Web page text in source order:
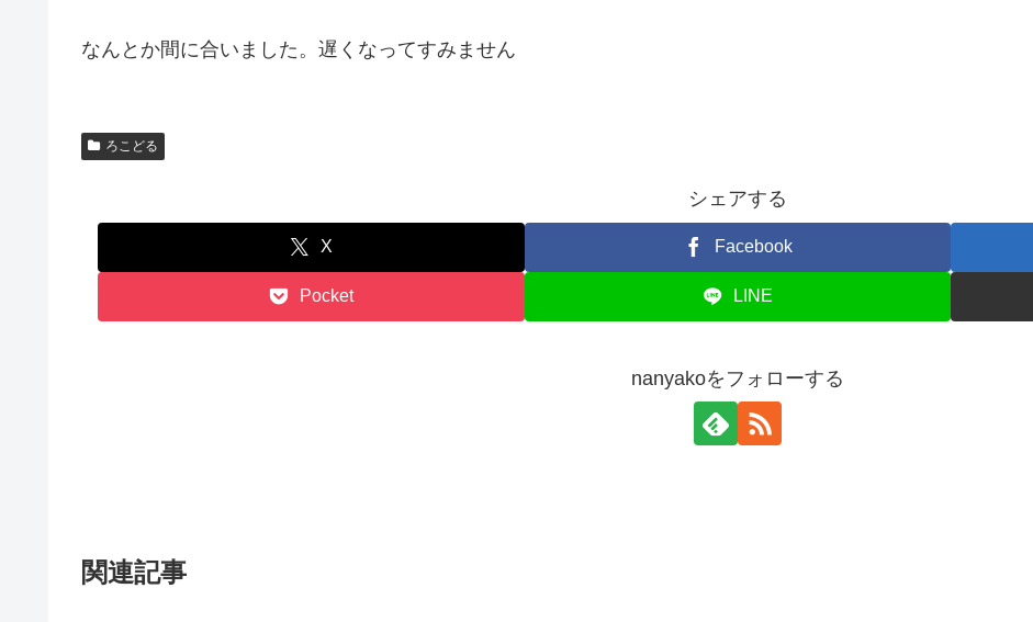
なんとか間に合いました。遅くなってすみません
ろこどる
シェアする
X Facebook
Pocket LINE
nanyakoをフォローする
関連記事